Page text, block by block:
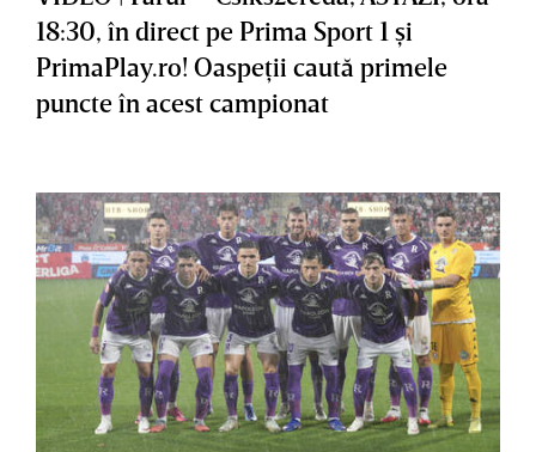
18:30, în direct pe Prima Sport 1 şi
PrimaPlay.ro! Oaspeţii caută primele
puncte în acest campionat